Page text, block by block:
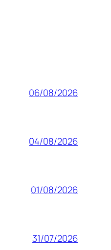
06/08/2026
04/08/2026
01/08/2026
31/07/2026